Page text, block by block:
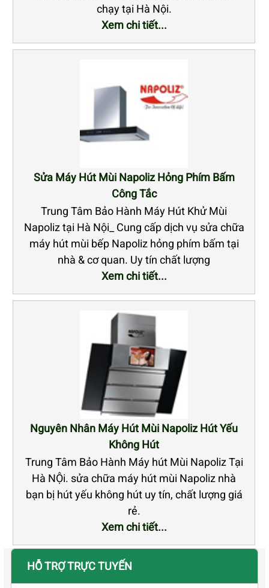
chạy tại Hà Nội.
Xem chi tiết...
Sửa Máy Hút Mùi Napoliz Hỏng Phím Bấm
Công Tắc
Trung Tâm Bảo Hành Máy Hút Khử Mùi
Napoliz tại Hà Nội_ Cung cấp dịch vụ sửa chữa
máy hút mùi bếp Napoliz hỏng phím bấm tại
nhà & cơ quan. Uy tín chất lượng
Xem chi tiết...
Nguyên Nhân Máy Hút Mùi Napoliz Hút Yếu
Không Hút
Trung Tâm Bảo Hành Máy hút Mùi Napoliz Tại
Hà NỘi. sửa chữa máy hút mùi Napoliz nhà
bạn bị hút yếu không hút uy tín, chất lượng giá
rẻ.
Xem chi tiết...
HỖ TRỢ TRỰC TUYẾN